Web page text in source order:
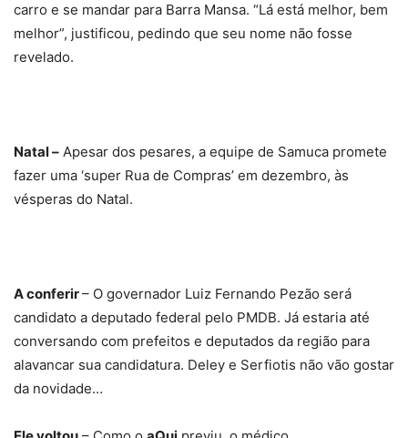
carro e se mandar para Barra Mansa. “Lá está melhor, bem
melhor”, justificou, pedindo que seu nome não fosse
revelado.
Natal – Apesar dos pesares, a equipe de Samuca promete
fazer uma ‘super Rua de Compras’ em dezembro, às
vésperas do Natal.
A conferir– O governador Luiz Fernando Pezão será
candidato a deputado federal pelo PMDB. Já estaria até
conversando com prefeitos e deputados da região para
alavancar sua candidatura. Deley e Serfiotis não vão gostar
da novidade…